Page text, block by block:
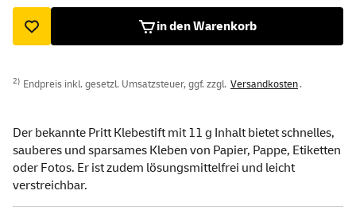
in den Warenkorb
2) Endpreis inkl. gesetzl. Umsatzsteuer, ggf. zzgl. Versandkosten.
Der bekannte Pritt Klebestift mit 11 g Inhalt bietet schnelles,
sauberes und sparsames Kleben von Papier, Pappe, Etiketten
oder Fotos. Er ist zudem lösungsmittelfrei und leicht
verstreichbar.